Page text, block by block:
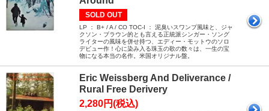
SOLD OUT
LP ： B+ / A / CO TOC-I ： 泥臭いスワンプ風味と、ジャ
クソン・ブラウン的とも言える正統派シンガー・ソング
ライターの風味を併せ持つ、エディー・モットウのソロ
デビュー作！心に染み入る珠玉の歌の数々は、一生の宝
物になる本当の名作。米国オリジナル盤。
Eric Weissberg And Deliverance /
Rural Free Derivery
2,280円(税込)